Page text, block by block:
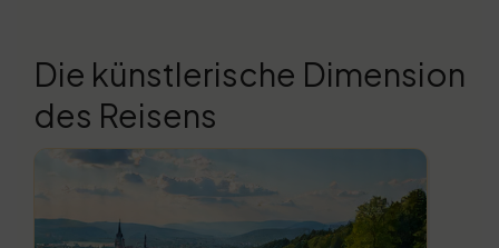
Die künstlerische Dimension
des Reisens